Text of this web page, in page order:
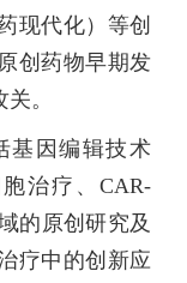
现代化）等创
创药物早期发
。
基因编辑技术
胞治疗、CAR-
的原创研究及
疗中的创新应